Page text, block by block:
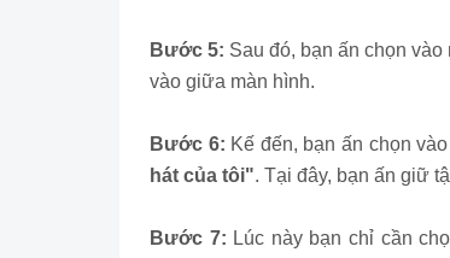
Bước 5: Sau đó, bạn ấn chọn vào
vào giữa màn hình.
Bước 6: Kế đến, bạn ấn chọn
hát của tôi". Tại đây, bạn ấn giữ
Bước 7: Lúc này bạn chỉ cần